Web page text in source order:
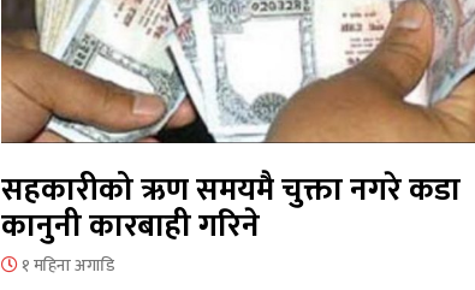
सहकारीको ऋण समयमै चुक्ता नगरे कडा
कानुनी कारबाही गरिने
१ महिना अगाडि